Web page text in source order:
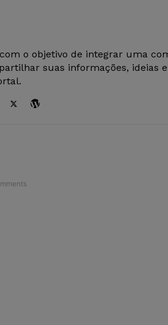
o objetivo de integrar uma
suas informações, ideias